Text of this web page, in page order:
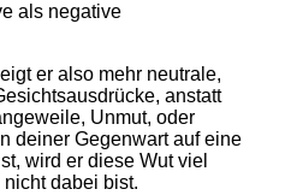
als negative
er also mehr neutrale,
anstatt
Unmut, oder
deiner Gegenwart auf eine
wird er diese Wut viel
dabei bist.